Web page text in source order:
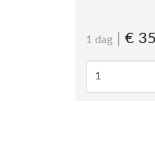
1 dag €